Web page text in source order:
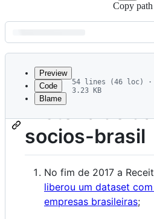
Copy path
Latest
commit
metadata
and
controls
Preview
Code
Blame
54 lines (46 loc) ·
3.23 KB
História do
socios-brasil
No fim de 2017 a
liberou um dataset
empresas brasileiras;